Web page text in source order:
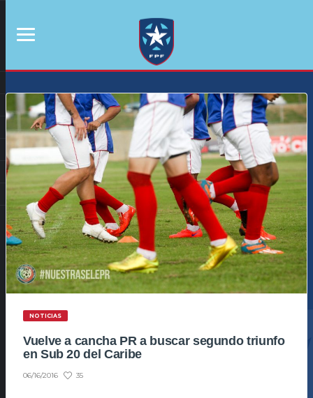
NOTICIAS
Vuelve a cancha PR a buscar segundo triunfo
en Sub 20 del Caribe
06/16/2016 35